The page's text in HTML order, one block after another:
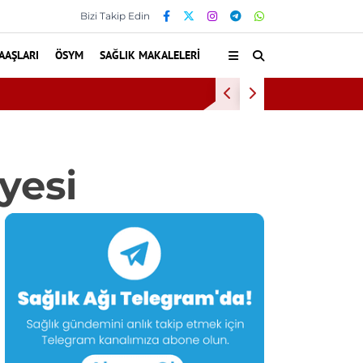
Bizi Takip Edin
ÖSYM SAĞLIK MAKALELERI
Kültür ve Turizm